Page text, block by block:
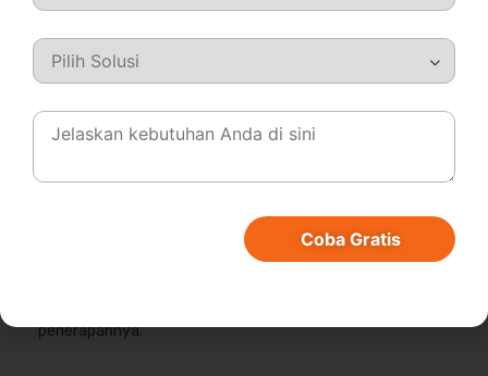
Manfaat Additive
Manufacturing
Additive manufacturing telah merevolusi berbagai industri
peningkatan efisiensi, serta kemampuan untuk memenuhi
kebutuhan pelanggan dengan lebih baik.
penerapannya.
Coba Gratis